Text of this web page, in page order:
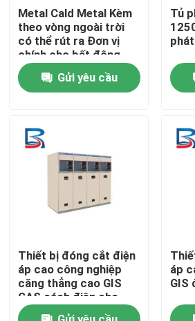
Về chúng tôi
Tham quan nhà máy
Kiểm soát chất lượng
Liên hệ chúng tôi
Yêu cầu báo giá
thiết bị đóng cắt điện áp cao
Metal Cald Metal Kèm
theo vòng ngoài trời
có thể rút ra Đơn vị
chính cho bất động
sản
Gửi yêu cầu
Tủ
Thiết bị đóng cắt điện
áp cao công nghiệp
căng thẳng cao GIS
GAS cách điện cho
trạm biến áp
áp
GIS